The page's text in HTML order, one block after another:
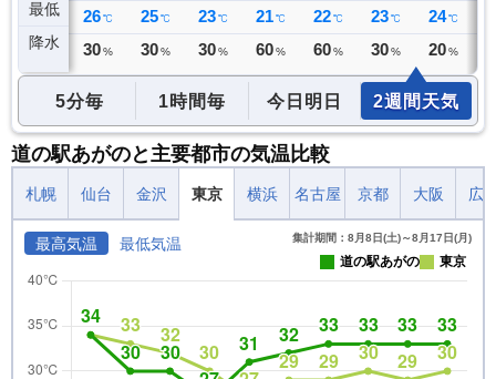
最低
降水
25 ℃
0 ミリ
26 ℃
30 %
25 ℃
30 %
23 ℃
30 %
21 ℃
60 %
22 ℃
60 %
23 ℃
30 %
24 ℃
20 %
5分毎 1時間毎 今日明日 2週間天気
道の駅あがのと主要都市の気温比較
札幌 仙台 金沢 東京 横浜 名古屋 京都 大阪 広
最高気温 最低気温 集計期間：8月8日(土)～8月17日(月)
道の駅あがの 東京